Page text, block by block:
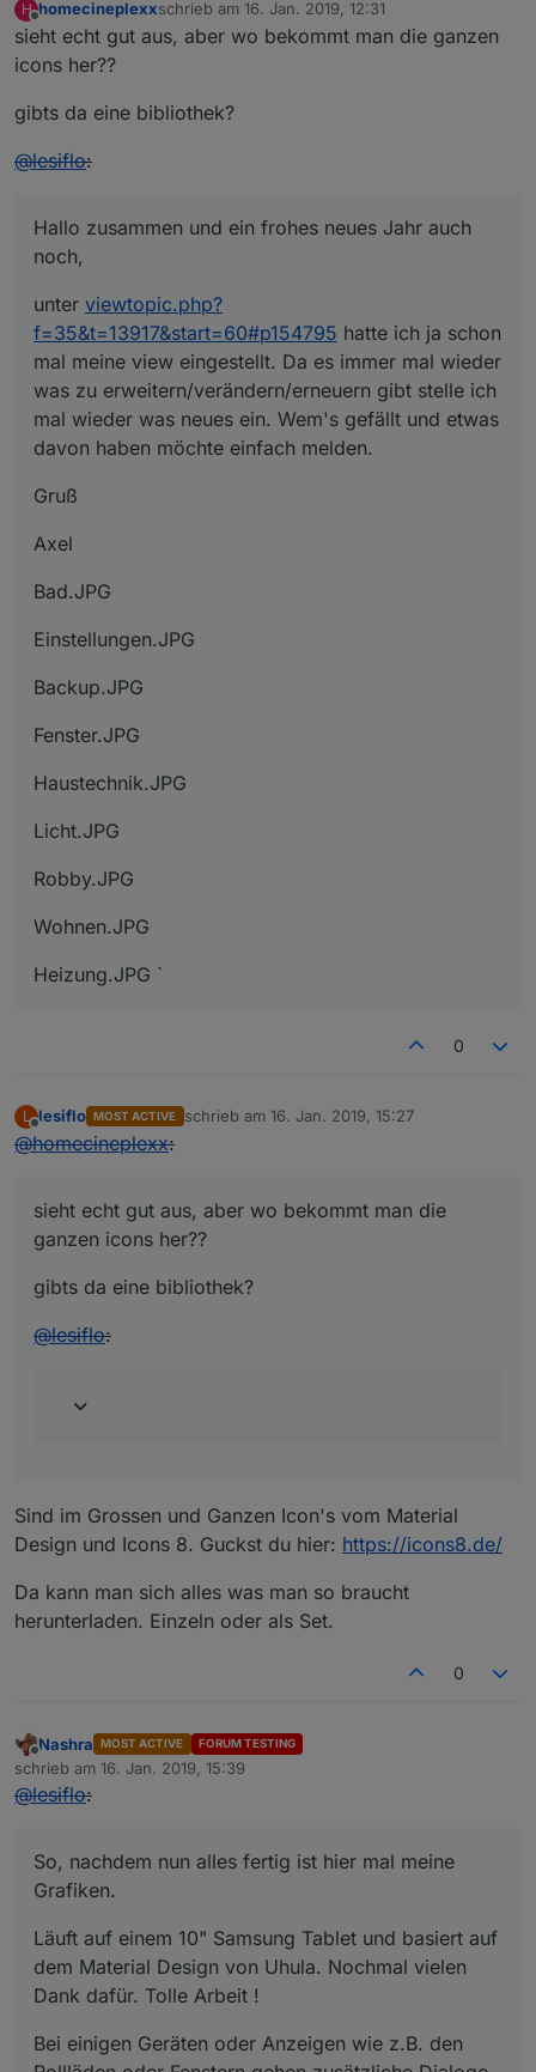
H
Offline
homecineplexxschrieb am 16. Jan. 2019, 12:31
zuletzt editiert von
sieht echt gut aus, aber wo bekommt man die ganzen
icons her??
gibts da eine bibliothek?
@lesiflo:
Hallo zusammen und ein frohes neues Jahr auch
noch,
unter viewtopic.php?
f=35&t=13917&start=60#p154795 hatte ich ja schon
mal meine view eingestellt. Da es immer mal wieder
was zu erweitern/verändern/erneuern gibt stelle ich
mal wieder was neues ein. Wem's gefällt und etwas
davon haben möchte einfach melden.
Gruß
Axel
Bad.JPG
Einstellungen.JPG
Backup.JPG
Fenster.JPG
Haustechnik.JPG
Licht.JPG
Robby.JPG
Wohnen.JPG
Heizung.JPG `
0
L
Offline
lesiflo MOST ACTIVE schrieb am 16. Jan. 2019, 15:27
zuletzt editiert von
@homecineplexx:
sieht echt gut aus, aber wo bekommt man die
ganzen icons her??
gibts da eine bibliothek?
@lesiflo:
Sind im Grossen und Ganzen Icon's vom Material
Design und Icons 8. Guckst du hier: https://icons8.de/
Da kann man sich alles was man so braucht
herunterladen. Einzeln oder als Set.
0
Offline
Nashra MOST ACTIVE FORUM TESTING
schrieb am 16. Jan. 2019, 15:39
zuletzt editiert von
@lesiflo:
So, nachdem nun alles fertig ist hier mal meine
Grafiken.
Läuft auf einem 10" Samsung Tablet und basiert auf
dem Material Design von Uhula. Nochmal vielen
Dank dafür. Tolle Arbeit !
Bei einigen Geräten oder Anzeigen wie z.B. den